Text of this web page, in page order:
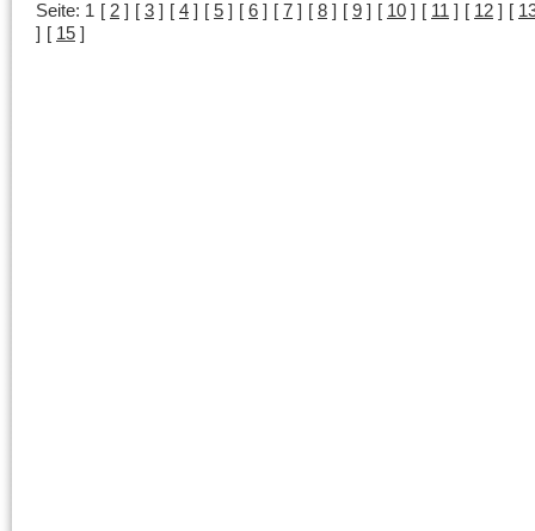
Seite: 1 [ 2 ] [ 3 ] [ 4 ] [ 5 ] [ 6 ] [ 7 ] [ 8 ] [ 9 ] [ 10 ] [ 11 ] [ 12 ] [
] [ 15 ]